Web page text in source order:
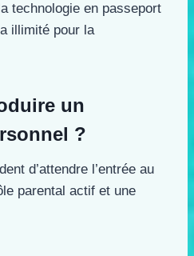
technologie en passeport
illimité pour la
un
?
d’attendre l’entrée au
parental actif et une